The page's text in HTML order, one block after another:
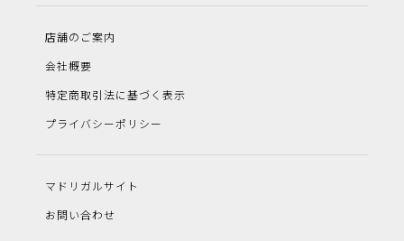
店舗のご案内
会社概要
特定商取引法に基づく表示
プライバシーポリシー
マドリガルサイト
お問い合わせ